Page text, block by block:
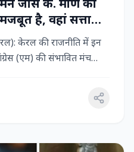
है, वहां सत्ता
बने रहने पर जोर
केरल की राजनीति में इन
(एम) की संभावित मंच